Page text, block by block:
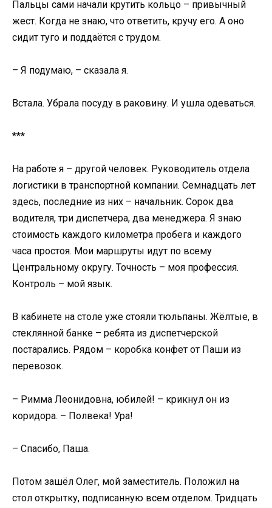
Пальцы сами начали крутить кольцо – привычный
жест. Когда не знаю, что ответить, кручу его. А оно
сидит туго и поддаётся с трудом.
– Я подумаю, – сказала я.
Встала. Убрала посуду в раковину. И ушла одеваться.
***
На работе я – другой человек. Руководитель отдела
логистики в транспортной компании. Семнадцать лет
здесь, последние из них – начальник. Сорок два
водителя, три диспетчера, два менеджера. Я знаю
стоимость каждого километра пробега и каждого
часа простоя. Мои маршруты идут по всему
Центральному округу. Точность – моя профессия.
Контроль – мой язык.
В кабинете на столе уже стояли тюльпаны. Жёлтые, в
стеклянной банке – ребята из диспетчерской
постарались. Рядом – коробка конфет от Паши из
перевозок.
– Римма Леонидовна, юбилей! – крикнул он из
коридора. – Полвека! Ура!
– Спасибо, Паша.
Потом зашёл Олег, мой заместитель. Положил на
стол открытку, подписанную всем отделом. Тридцать